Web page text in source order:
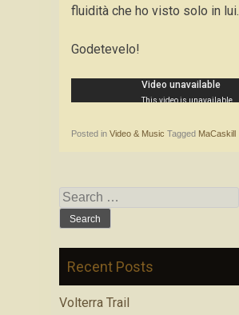
fluidità che ho visto solo in lui.
Godetevelo!
Posted in Video & Music Tagged MaCaskill
Search for:
Recent Posts
Volterra Trail